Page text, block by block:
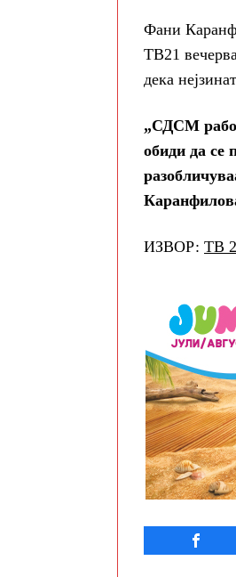
Фани
ТВ21
дека
„СДСМ
обиди да се
ИЗВОР: ТВ